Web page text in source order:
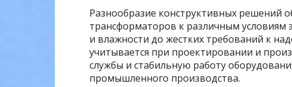
Разнообразие конструктивных решений
трансформаторов к различным условиям
и влажности до жестких требований к
учитывается при проектировании и
службы и стабильную работу
промышленного производства.